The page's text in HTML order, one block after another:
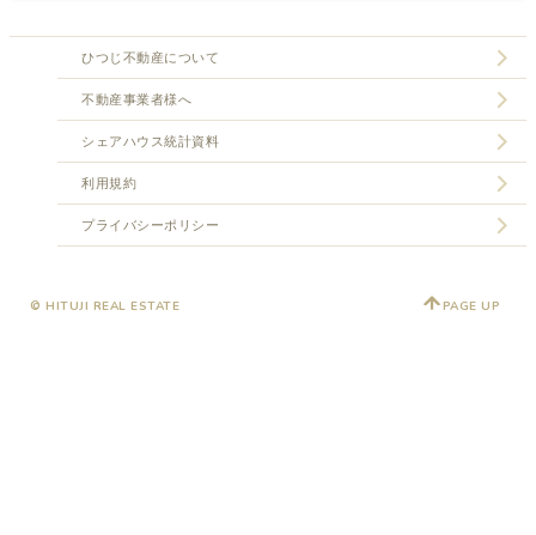
ひつじ不動産について
不動産事業者様へ
シェアハウス統計資料
利用規約
プライバシーポリシー
© HITUJI REAL ESTATE PAGE UP